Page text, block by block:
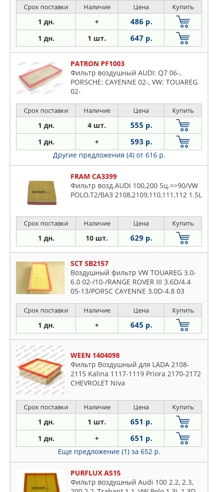
Срок поставки Наличие Цена Купить
1 дн. + 486 р.
1 дн. 1 шт. 647 р.
PATRON PF1003
Фильтр воздушный AUDI: Q7 06-,
PORSCHE: CAYENNE 02-, VW: TOUAREG
02-
Срок поставки Наличие Цена Купить
1 дн. 4 шт. 555 р.
1 дн. + 593 р.
Другие предложения (4) от 616 р.
FRAM CA3399
Фильтр возд.AUDI 100,200 5ц.=>90/VW
POLO,T2/ВАЗ 2108,2109,110,111,112 1.5L
Срок поставки Наличие Цена Купить
1 дн. 10 шт. 629 р.
SCT SB2157
Воздушный фильтр VW TOUAREG 3.0-
6.0 02-/10-/RANGE ROVER III 3.6D/4.4
05-13/PORSC CAYENNE 3.0D-4.8 03
Срок поставки Наличие Цена Купить
1 дн. + 645 р.
WEEN 1404098
Фильтр Воздушный для LADA 2108-
2115 Kalina 1117-1119 Priora 2170-2172
CHEVROLET Niva
Срок поставки Наличие Цена Купить
1 дн. 1 шт. 651 р.
1 дн. + 651 р.
Еще предложение (1) за 652 р.
PURFLUX A515
Фильтр воздушный Audi 100 2.2, 2.3,